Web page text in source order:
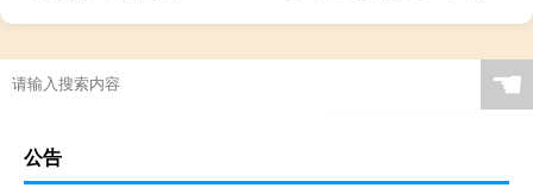
☚
公告